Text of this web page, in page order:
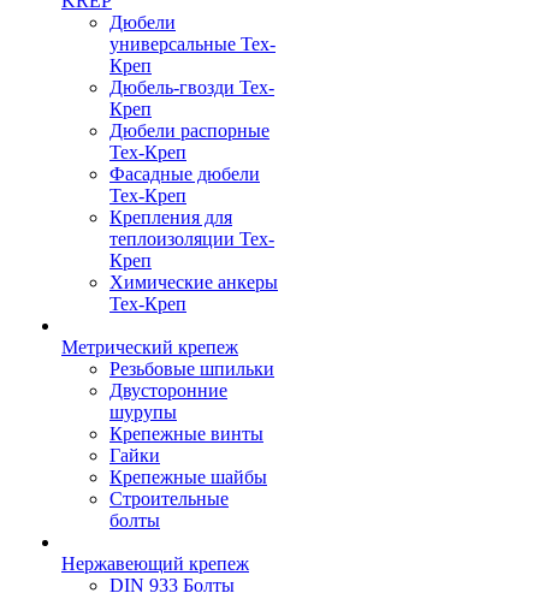
Дюбели
универсальные Тех-
Креп
Дюбель-гвозди Тех-
Креп
Дюбели распорные
Тех-Креп
Фасадные дюбели
Тех-Креп
Крепления для
теплоизоляции Тех-
Креп
Химические анкеры
Тех-Креп
Метрический крепеж
Резьбовые шпильки
Двусторонние
шурупы
Крепежные винты
Гайки
Крепежные шайбы
Строительные
болты
Нержавеющий крепеж
DIN 933 Болты